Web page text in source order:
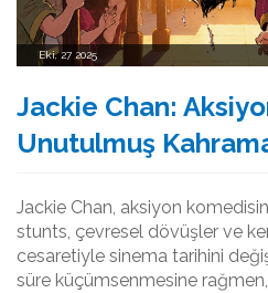
Eki, 27 2025
Jackie Chan:
Unutulmuş
Jackie Chan, aksiyon
stunts, çevresel dövüşler ve
cesaretiyle sinema tarihini
süre küçümsenmesine